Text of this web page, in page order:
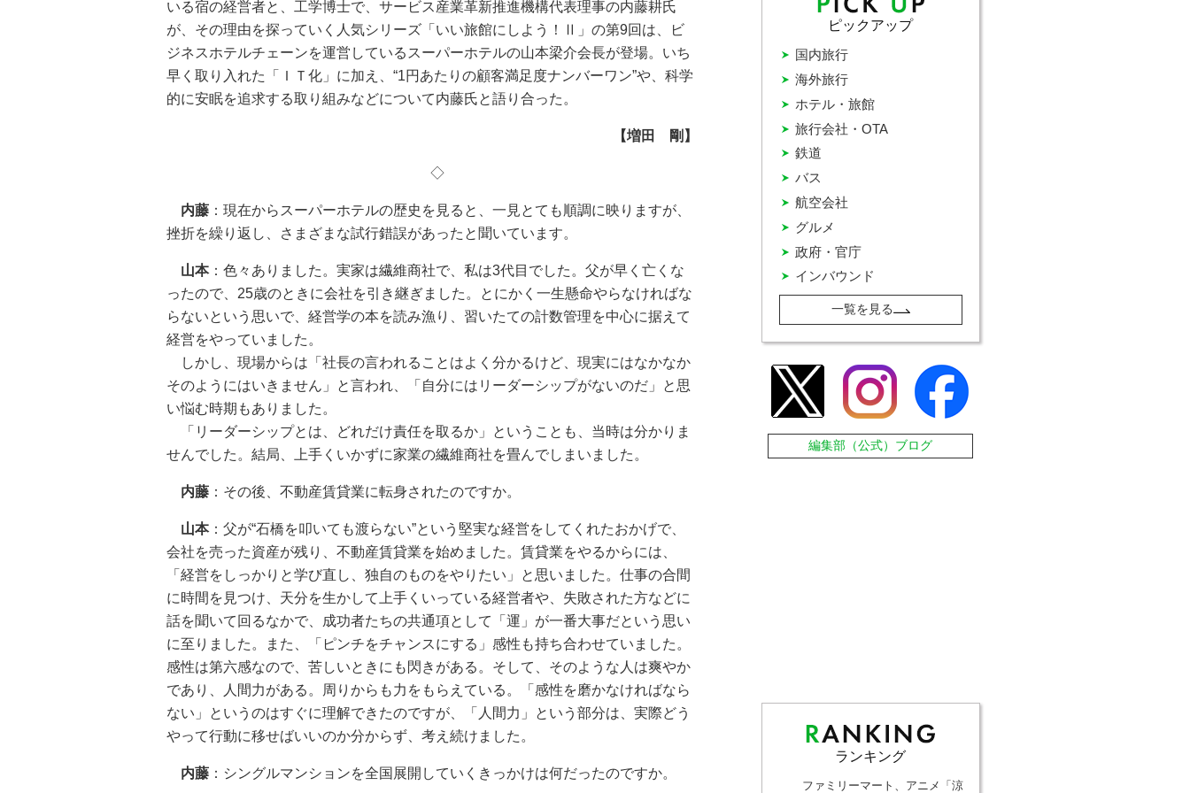
いる宿の経営者と、工学博士で、サービス産業革新推進機構代表理事の内藤耕氏
が、その理由を探っていく人気シリーズ「いい旅館にしよう！Ⅱ」の第9回は、ビ
ジネスホテルチェーンを運営しているスーパーホテルの山本梁介会長が登場。いち
早く取り入れた「ＩＴ化」に加え、“1円あたりの顧客満足度ナンバーワン”や、科学
的に安眠を追求する取り組みなどについて内藤氏と語り合った。
【増田 剛】
◇
内藤 ：現在からスーパーホテルの歴史を見ると、一見とても順調に映りますが、
挫折を繰り返し、さまざまな試行錯誤があったと聞いています。
山本：色々ありました。実家は繊維商社で、私は3代目でした。父が早く亡くな
ったので、25歳のときに会社を引き継ぎました。とにかく一生懸命やらなければな
らないという思いで、経営学の本を読み漁り、習いたての計数管理を中心に据えて
経営をやっていました。
しかし、現場からは「社長の言われることはよく分かるけど、現実にはなかなか
そのようにはいきません」と言われ、「自分にはリーダーシップがないのだ」と思
い悩む時期もありました。
「リーダーシップとは、どれだけ責任を取るか」ということも、当時は分かりま
せんでした。結局、上手くいかずに家業の繊維商社を畳んでしまいました。
内藤 ：その後、不動産賃貸業に転身されたのですか。
山本：父が“石橋を叩いても渡らない”という堅実な経営をしてくれたおかげで、
会社を売った資産が残り、不動産賃貸業を始めました。賃貸業をやるからには、
「経営をしっかりと学び直し、独自のものをやりたい」と思いました。仕事の合間
に時間を見つけ、天分を生かして上手くいっている経営者や、失敗された方などに
話を聞いて回るなかで、成功者たちの共通項として「運」が一番大事だという思い
に至りました。また、「ピンチをチャンスにする」感性も持ち合わせていました。
感性は第六感なので、苦しいときにも閃きがある。そして、そのような人は爽やか
であり、人間力がある。周りからも力をもらえている。「感性を磨かなければなら
ない」というのはすぐに理解できたのですが、「人間力」という部分は、実際どう
やって行動に移せばいいのか分からず、考え続けました。
内藤 ：シングルマンションを全国展開していくきっかけは何だったのですか。
ピックアップ
インバウンド
グルメ
バス
ホテル・旅館
国内旅行
政府・官庁
旅行会社・OTA
海外旅行
航空会社
鉄道
一覧を見る
編集部（公式）ブログ
ランキング
ファミリーマート、アニメ「涼